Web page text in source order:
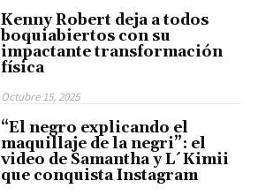
Kenny Robert deja a todos
boquiabiertos con su
impactante transformación
física
Octubre 15, 2025
“El negro explicando el
maquillaje de la negri”: el
video de Samantha y L´Kimii
que conquista Instagram